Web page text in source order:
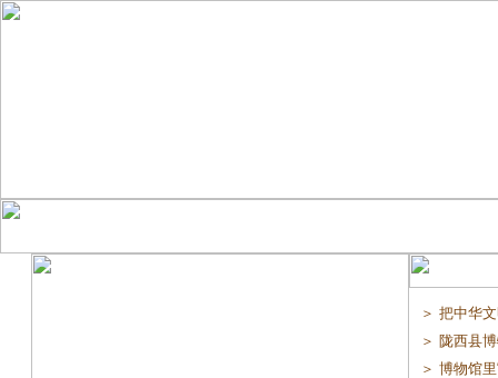
＞ 把中华
＞ 陇西县
＞ 博物馆